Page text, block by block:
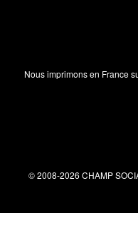
Nous imprimons en France
© 2008-2026 CHAMP